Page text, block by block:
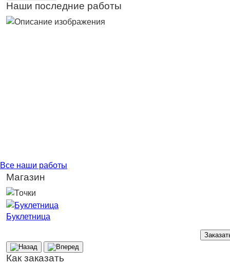
Наши последние работы
Все наши работы
Магазин
Буклетница
Как заказать